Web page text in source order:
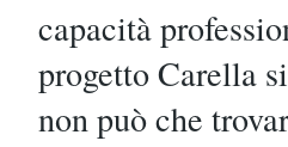
capacità
progetto Carella
non può che